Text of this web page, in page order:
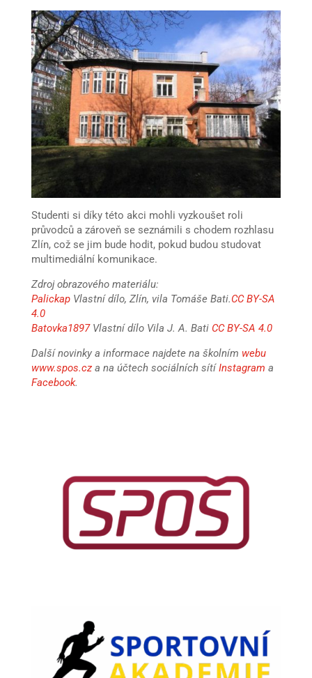
Studenti si díky této akci mohli vyzkoušet roli
průvodců a zároveň se seznámili s chodem rozhlasu
Zlín, což se jim bude hodit, pokud budou studovat
multimediální komunikace.
Zdroj obrazového materiálu:
PalickapVlastní dílo, Zlín, vila Tomáše Bati.CC BY-SA
4.0
Batovka1897Vlastní dílo Vila J. A. BatiCC BY-SA 4.0
Další novinky a informace najdete na školním webu
www.spos.cza na účtech sociálních sítíInstagram a
Facebook.